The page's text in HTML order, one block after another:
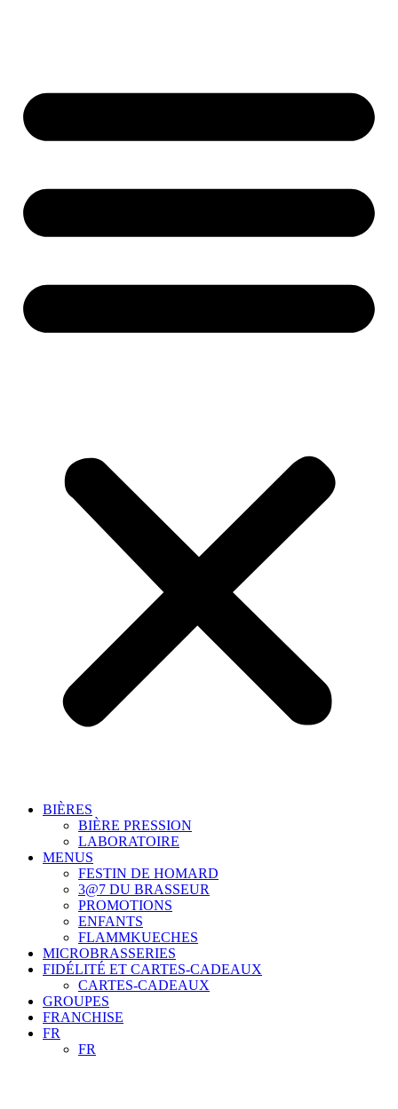
BIÈRES
BIÈRE PRESSION
LABORATOIRE
MENUS
FESTIN DE HOMARD
3@7 DU BRASSEUR
PROMOTIONS
ENFANTS
FLAMMKUECHES
MICROBRASSERIES
FIDÉLITÉ ET CARTES-CADEAUX
CARTES-CADEAUX
GROUPES
FRANCHISE
FR
FR